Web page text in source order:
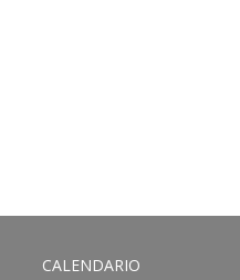
CALENDARIO